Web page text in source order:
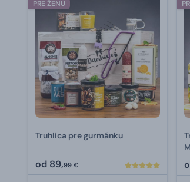
PRE ŽENU
Truhlica pre gurmánku
od 89,99 €